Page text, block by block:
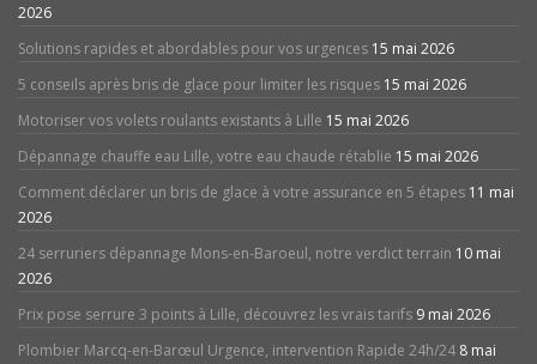
2026
Solutions rapides et abordables pour vos urgences 15 mai 2026
5 conseils après bris de glace pour limiter les risques 15 mai 2026
Motoriser vos volets roulants existants à Lille 15 mai 2026
Dépannage chauffe eau Lille, votre eau chaude rétablie 15 mai 2026
Comment déclarer un bris de glace à votre assurance en 5 étapes 11 mai
2026
24 serruriers dépannage Mons-en-Baroeul, notre verdict terrain 10 mai
2026
Prix pose serrure 3 points à Lille, découvrez les vrais tarifs 9 mai 2026
Plombier Marcq-en-Barœul Urgence, intervention Rapide 24h/24 8 mai